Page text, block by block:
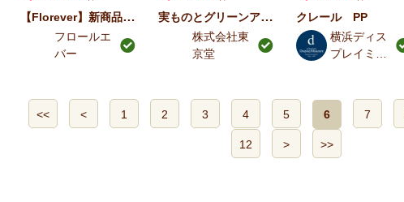
【Florever】新商品 輪ギク デュオ お正月アレンジ
フロールエ
バー
実ものとグリーンアレンジ
株式会社東
京堂
クレール PP
横浜ディス
プレイミュ
<< < 1 2 3 4 5 6 7
12 > >>